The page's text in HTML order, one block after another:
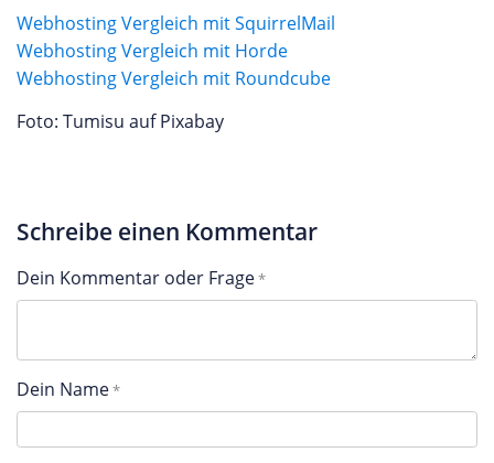
Webhosting Vergleich mit SquirrelMail
Webhosting Vergleich mit Horde
Webhosting Vergleich mit Roundcube
Foto: Tumisu auf Pixabay
Schreibe einen Kommentar
Dein Kommentar oder Frage
Dein Name